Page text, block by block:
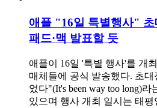
애플 "16일 특별행사"
패드·맥 발표할 듯
애플이 16일 '특별 행사'를 개
매체들에 공식 발송했다. 초
었다"(It's been way too long)
있으며 행사 개최 일시는 태